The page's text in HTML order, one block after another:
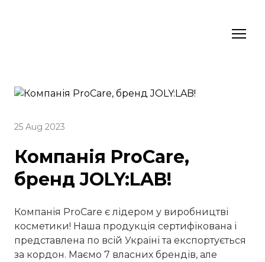
25 Aug 2023
Компанія ProCare,
бренд JOLY:LAB!
Компанія ProCare є лідером у виробництві
косметики! Наша продукція сертифікована і
представлена по всій Україні та експортується
за кордон. Маємо 7 власних брендів, але